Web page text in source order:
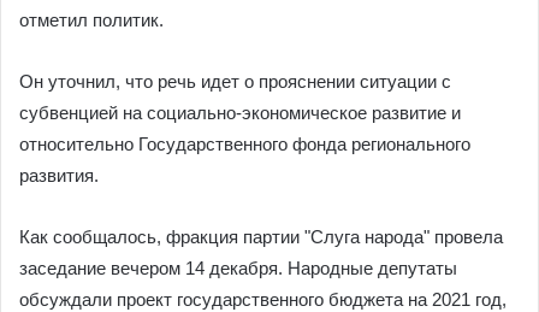
отметил политик.
Он уточнил, что речь идет о прояснении ситуации с
субвенцией на социально-экономическое развитие и
относительно Государственного фонда регионального
развития.
Как сообщалось, фракция партии "Слуга народа" провела
заседание вечером 14 декабря. Народные депутаты
обсуждали проект государственного бюджета на 2021 год,